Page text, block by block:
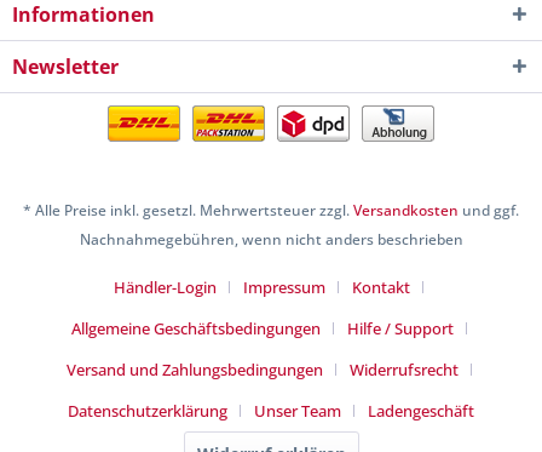
Informationen
Newsletter
* Alle Preise inkl. gesetzl. Mehrwertsteuer zzgl.Versandkosten und ggf.
Nachnahmegebühren, wenn nicht anders beschrieben
Händler-Login Impressum
Kontakt
Allgemeine Geschäftsbedingungen
Hilfe / Support
Versand und Zahlungsbedingungen
Widerrufsrecht
Datenschutzerklärung
Unser Team Ladengeschäft